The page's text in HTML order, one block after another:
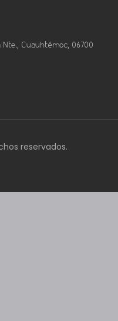
Nte., Cuauhtémoc, 06700
reservados.